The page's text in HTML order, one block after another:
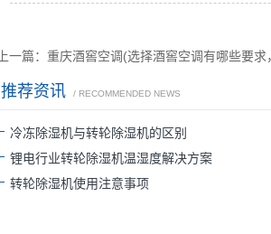
上一篇：重庆酒窖空调(选择酒窖空调有哪些要
推荐资讯 / RECOMMENDED NEWS
冷冻除湿机与转轮除湿机的区别
锂电行业转轮除湿机温湿度解决方案
转轮除湿机使用注意事项